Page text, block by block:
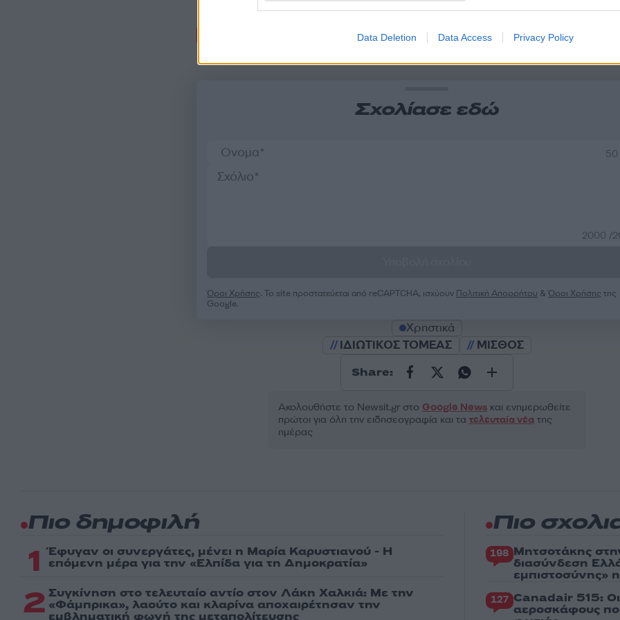
Data Deletion Data Access Privacy Policy
Σχολίασε εδώ
2000 /
Όροι Χρήσης. Το site προστατεύεται από reCAPTCHA, ισχύουν Πολιτική Απορρήτου &Όροι Χρήσης της
Google.
Χρηστικά
ΙΔΙΩΤΙΚΟΣ ΤΟΜΕΑΣ
ΜΙΣΘΟΣ
Share:
Ακολουθήστε το Νewsit.gr στο Google Newsκαι ενημερωθείτε
πρώτοι για όλη την ειδησεογραφία και τα τελευταία νέατης
ημέρας
Πιο δημοφιλή
1 Έφυγαν οι συνεργάτες, μένει η Μαρία Καρυστιανού - Η
επόμενη μέρα για την «Ελπίδα για τη Δημοκρατία»
2 Συγκίνηση στο τελευταίο αντίο στον Λάκη Χαλκιά: Με την
«Φάμπρικα», λαούτο και κλαρίνα αποχαιρέτησαν την
εμβληματική φωνή της μεταπολίτευσης
Πιο
198 Μητσοτάκης
διασύνδεση
εμπιστοσύνης»
127 Canadair 515:
αεροσκάφους